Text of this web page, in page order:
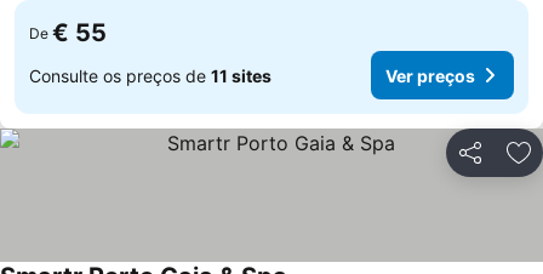
De € 55
Consulte os preços de 11 sites Ver preços
Partilhar